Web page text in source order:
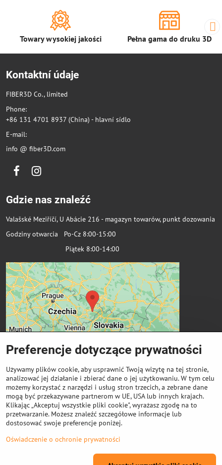
Towary wysokiej jakości Pełna gama do druku 3D
Kontaktní údaje
FIBER3D Co., limited
Phone:
+86 131 4701 8937 (China) - hlavní sídlo
E-mail:
info @ fiber3D.com
FacebookInstagram
Gdzie nas znaleźć
Valašské Meziříčí, U Abácie 216 - magazyn towarów, punkt dozowania
Godziny otwarcia Po-Cz 8:00-15:00
Piątek 8:00-14:00
Ważne linki
Odkup cewek
Preferencje dotyczące prywatności
Preferencje dotyczące prywatności
Używamy plików cookie, aby usprawnić Twoją wizytę na tej stronie,
analizować jej działanie i zbierać dane o jej użytkowaniu. W tym celu
możemy korzystać z narzędzi i usług stron trzecich, a zebrane dane
mogą być przekazywane partnerom w UE, USA lub innych krajach.
Klikając „Akceptuj wszystkie pliki cookie", wyrażasz zgodę na to
przetwarzanie. Możesz znaleźć szczegółowe informacje lub
dostosować swoje preferencje poniżej.
Oświadczenie o ochronie prywatności